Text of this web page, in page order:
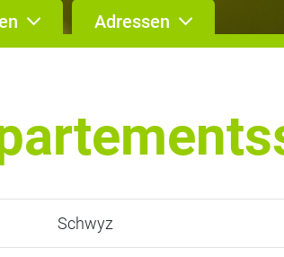
Adressen
Schwyz